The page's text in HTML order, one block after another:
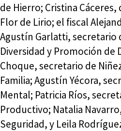
de Hierro; Cristina Cáceres,
Flor de Lirio; el fiscal
Agustín Garlatti, secretario
Diversidad y Promoción de
Choque, secretario de
Familia; Agustín Yécora,
Mental; Patricia Ríos,
Productivo; Natalia
Seguridad, y Leila